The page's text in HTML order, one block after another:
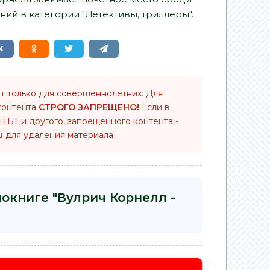
в категории "Детективы, триллеры".
только для совершеннолетних. Для
СТРОГО ЗАПРЕЩЕНО! Если в
и другого, запрещенного контента -
для удаления материала
"Вулрич Корнелл -